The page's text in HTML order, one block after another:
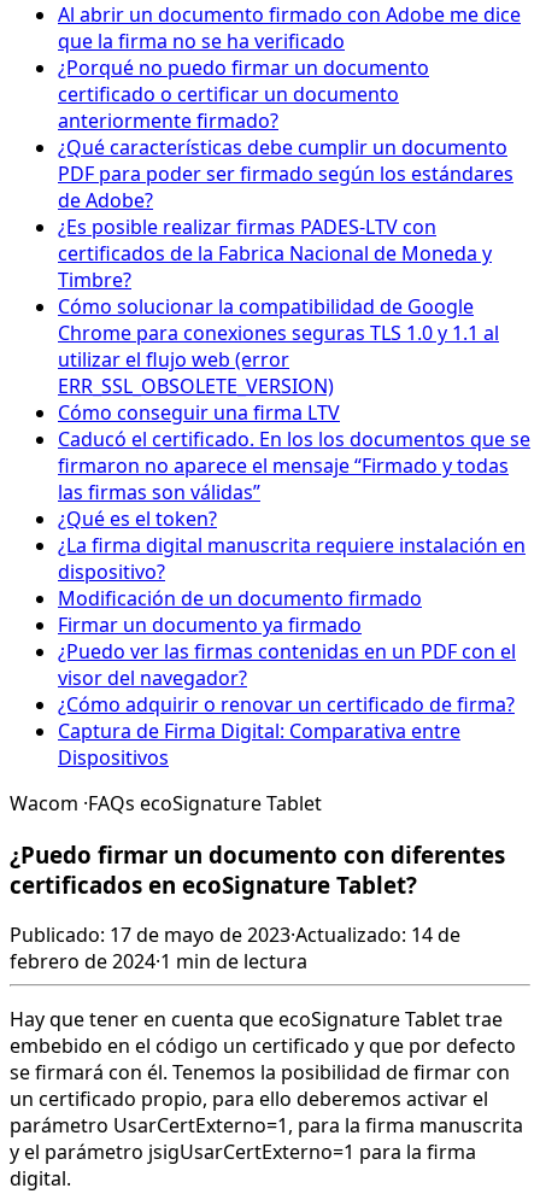
Al abrir un documento firmado con Adobe me dice
que la firma no se ha verificado
¿Porqué no puedo firmar un documento
certificado o certificar un documento
anteriormente firmado?
¿Qué características debe cumplir un documento
PDF para poder ser firmado según los estándares
de Adobe?
¿Es posible realizar firmas PADES-LTV con
certificados de la Fabrica Nacional de Moneda y
Timbre?
Cómo solucionar la compatibilidad de Google
Chrome para conexiones seguras TLS 1.0 y 1.1 al
utilizar el flujo web (error
ERR_SSL_OBSOLETE_VERSION)
Cómo conseguir una firma LTV
Caducó el certificado. En los los documentos que se
firmaron no aparece el mensaje “Firmado y todas
las firmas son válidas”
¿Qué es el token?
¿La firma digital manuscrita requiere instalación en
dispositivo?
Modificación de un documento firmado
Firmar un documento ya firmado
¿Puedo ver las firmas contenidas en un PDF con el
visor del navegador?
¿Cómo adquirir o renovar un certificado de firma?
Captura de Firma Digital: Comparativa entre
Dispositivos
Wacom ·FAQs ecoSignature Tablet
¿Puedo firmar un documento con diferentes
certificados en ecoSignature Tablet?
Publicado: 17 de mayo de 2023·Actualizado: 14 de
febrero de 2024·1 min de lectura
Hay que tener en cuenta que ecoSignature Tablet trae
embebido en el código un certificado y que por defecto
se firmará con él. Tenemos la posibilidad de firmar con
un certificado propio, para ello deberemos activar el
parámetro UsarCertExterno=1, para la firma manuscrita
y el parámetro jsigUsarCertExterno=1 para la firma
digital.